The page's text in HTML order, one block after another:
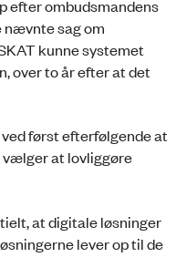
efter ombudsmandens
nævnte sag om
kunne systemet
over to år efter at det
først efterfølgende at
vælger at lovliggøre
at digitale løsninger
lever op til de